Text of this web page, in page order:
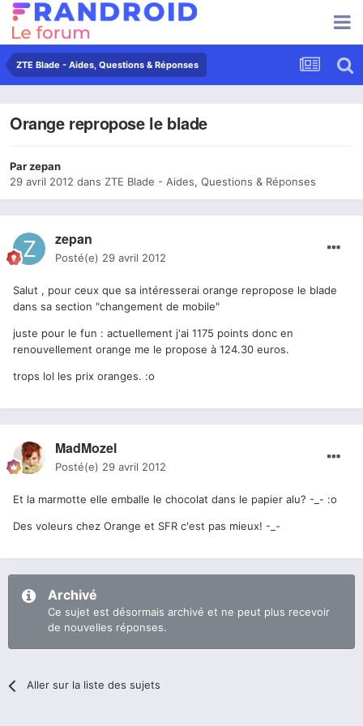
ZTE Blade - Aides, Questions & Réponses
Orange repropose le blade
Parzepan
29 avril 2012 dans ZTE Blade - Aides, Questions & Réponses
zepan
Posté(e) 29 avril 2012
Salut , pour ceux que sa intéresserai orange repropose le blade
dans sa section "changement de mobile"
juste pour le fun : actuellement j'ai 1175 points donc en
renouvellement orange me le propose à 124.30 euros.
trops lol les prix oranges. :o
MadMozel
Posté(e) 29 avril 2012
Et la marmotte elle emballe le chocolat dans le papier alu? -_- :o
Des voleurs chez Orange et SFR c'est pas mieux! -_-
Archivé
Ce sujet est désormais archivé et ne peut plus recevoir
de nouvelles réponses.
Aller sur la liste des sujets